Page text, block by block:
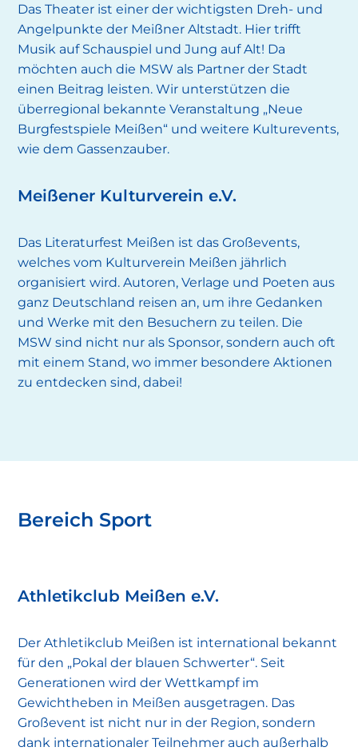
Das Theater ist einer der wichtigsten Dreh- und
Angelpunkte der Meißner Altstadt. Hier trifft
Musik auf Schauspiel und Jung auf Alt! Da
möchten auch die MSW als Partner der Stadt
einen Beitrag leisten. Wir unterstützen die
überregional bekannte Veranstaltung „Neue
Burgfestspiele Meißen“ und weitere Kulturevents,
wie dem Gassenzauber.
Meißener Kulturverein e.V.
Das Literaturfest Meißen ist das Großevents,
welches vom Kulturverein Meißen jährlich
organisiert wird. Autoren, Verlage und Poeten aus
ganz Deutschland reisen an, um ihre Gedanken
und Werke mit den Besuchern zu teilen. Die
MSW sind nicht nur als Sponsor, sondern auch oft
mit einem Stand, wo immer besondere Aktionen
zu entdecken sind, dabei!
Bereich Sport
Athletikclub Meißen e.V.
Der Athletikclub Meißen ist international bekannt
für den „Pokal der blauen Schwerter“. Seit
Generationen wird der Wettkampf im
Gewichtheben in Meißen ausgetragen. Das
Großevent ist nicht nur in der Region, sondern
dank internationaler Teilnehmer auch außerhalb